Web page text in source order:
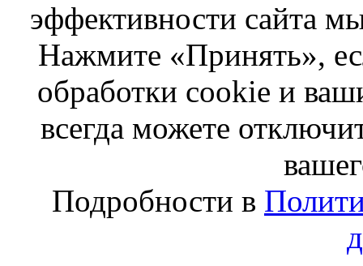
эффективности сайта
Нажмите «Принять»,
обработки cookie и
всегда можете
Подробности в